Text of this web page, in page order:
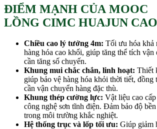
ĐIỂM MẠNH CỦA MOOC
LỒNG CIMC HUAJUN
Chiều cao lý tưởng 4m: Tối ưu hóa khả
hàng hóa cao khối, giúp tăng thể tích vận
cần tăng số chuyến.
Khung mui chắc chắn, linh hoạt: Thiết
giúp bảo vệ hàng hóa khỏi thời tiết, đồng
cần vận chuyển hàng đặc thù.
Khung thép cường lực: Vật liệu cao
công nghệ sơn tĩnh điện. Đảm bảo độ
trong môi trường khắc nghiệt.
Hệ thống trục và lốp tối ưu: Giúp giảm